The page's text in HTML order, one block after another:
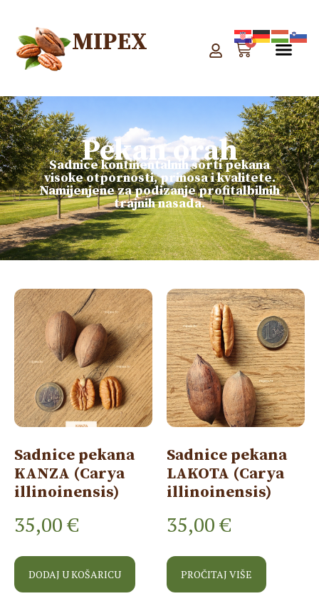
MIPEX 0
Pekan orah
Sadnice kontinentalnih sorti pekana
visoke otpornosti, prinosa i kvalitete.
Namijenjene za podizanje profitalbilnih
trajnih nasada.
Sadnice pekana
KANZA (Carya
illinoinensis)
35,00€
DODAJ U KOŠARICU
Sadnice pekana
LAKOTA (Carya
illinoinensis)
35,00€
PROČITAJ VIŠE